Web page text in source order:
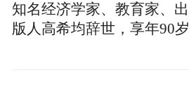
知名经济学家、教育家、出
版人高希均辞世，享年90岁